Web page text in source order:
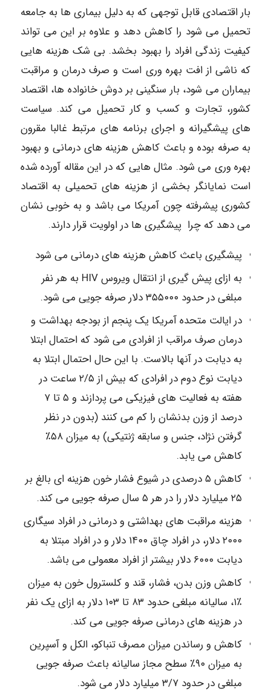
بار اقتصادی قابل توجهی که به دلیل بیماری ها به جامعه
تحمیل می شود را کاهش دهد و علاوه بر این می تواند
کیفیت زندگی افراد را بهبود بخشد. بی شک هزینه هایی
که ناشی از افت بهره وری است و صرف درمان و مراقبت
بیماران می شود، بار سنگینی بر دوش خانواده ها، اقتصاد
کشور، تجارت و کسب و کار تحمیل می کند. سیاست
های پیشگیرانه و اجرای برنامه های مرتبط غالبا مقرون
به صرفه بوده و باعث کاهش هزینه های درمانی و بهبود
بهره وری می شود. مثال هایی که در این مقاله آورده شده
است نمایانگر بخشی از هزینه های تحمیلی به اقتصاد
کشوری پیشرفته چون آمریکا می باشد و به خوبی نشان
می دهد که چرا پیشگیری ها در اولویت قرار دارند.
پیشگیری باعث کاهش هزینه های درمانی می شود
به ازای پیش گیری از انتقال ویروس HIV به هر نفر
مبلغی در حدود ۳۵۵۰۰۰ دلار صرفه جویی می شود.
در ایالت متحده آمریکا یک پنجم از بودجه بهداشت و
درمان صرف مراقب از افرادی می شود که احتمال ابتلا
به دیابت در آنها بالاست. با این حال احتمال ابتلا به
دیابت نوع دوم در افرادی که بیش از ۲/۵ ساعت در
هفته به فعالیت های فیزیکی می پردازند و ۵ تا ۷
درصد از وزن بدنشان را کم می کنند (بدون در نظر
گرفتن نژاد، جنس و سابقه ژنتیکی) به میزان ۵۸٪
کاهش می یابد.
کاهش ۵ درصدی در شیوع فشار خون هزینه ای بالغ بر
۲۵ میلیارد دلار را در هر ۵ سال صرفه جویی می کند.
هزینه مراقبت های بهداشتی و درمانی در افراد سیگاری
۲۰۰۰ دلار، در افراد چاق ۱۴۰۰ دلار و در افراد مبتلا به
دیابت ۶۰۰۰ دلار بیشتر از افراد معمولی می باشد.
کاهش وزن بدن، فشار، قند و کلسترول خون به میزان
٪۱، سالیانه مبلغی حدود ۸۳ تا ۱۰۳ دلار به ازای یک نفر
در هزینه های درمانی صرفه جویی می کند.
کاهش و رساندن میزان مصرف تنباکو، الکل و آسپرین
به میزان ۹۰٪ سطح مجاز سالیانه باعث صرفه جویی
مبلغی در حدود ۳/۷ میلیارد دلار می شود.